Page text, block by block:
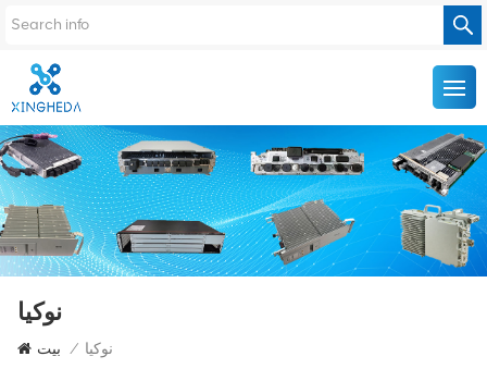
نوكيا
بيت / نوكيا